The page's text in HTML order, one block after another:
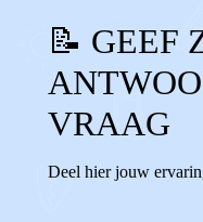
📝 GEEF
VRAAG
Deel hier jouw